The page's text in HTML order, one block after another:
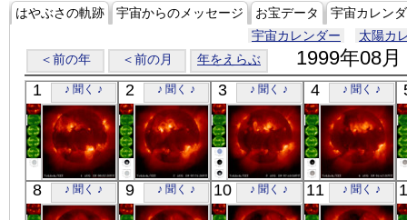
はやぶさの軌跡 宇宙からのメッセージ お宝データ
宇宙カレン
宇宙カレンダー
太陽カ
＜前の年
＜前の月 年をえらぶ 1999年08月
1 ♪ 聞く ♪
「ようこう」
X線
2 ♪ 聞く ♪
「ようこう」
X線
3 ♪ 聞く ♪
「ようこう」
X線
4 ♪ 聞く ♪
「ようこう」
X線
8 ♪ 聞く ♪ 9 ♪ 聞く ♪ 10 ♪ 聞く ♪ 11 ♪ 聞く ♪